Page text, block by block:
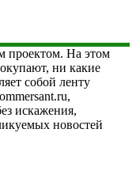
проектом. На этом
ни какие
собой ленту
искажения,
новостей